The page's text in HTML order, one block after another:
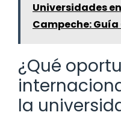
Universidades
Campeche:
¿Qué
la